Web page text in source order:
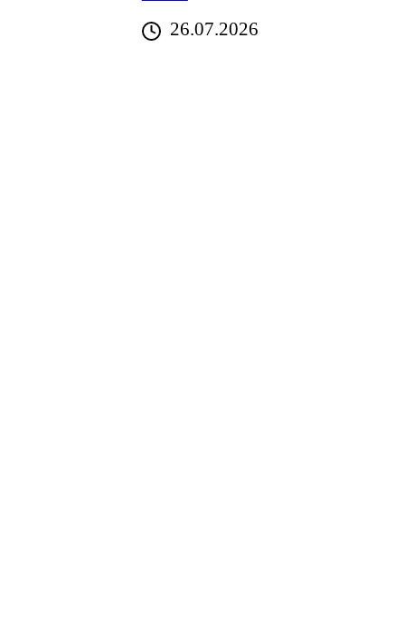
26.07.2026